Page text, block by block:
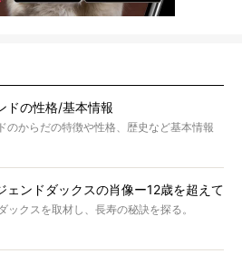
ドの性格/基本情報
のからだの特徴や性格、歴史など基本情報
ェンドダックスの肖像ー12歳を超えて
ックスを取材し、長寿の秘訣を探る。